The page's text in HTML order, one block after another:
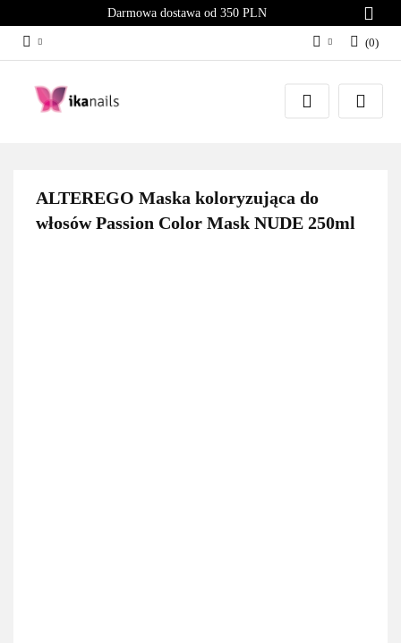
Darmowa dostawa od 350 PLN
Zaloguj się
Załóż konto
(0)
ALTEREGO Maska koloryzująca do
włosów Passion Color Mask NUDE 250ml